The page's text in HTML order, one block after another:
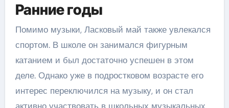
Ранние годы
Помимо музыки, Ласковый май также увлекался
спортом. В школе он занимался фигурным
катанием и был достаточно успешен в этом
деле. Однако уже в подростковом возрасте его
интерес переключился на музыку, и он стал